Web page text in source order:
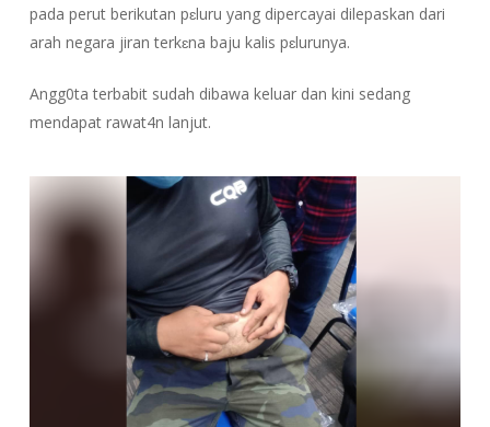
pada perut berikutan pɛluru yang dipercayai dilepaskan dari
arah negara jiran terkɛna baju kalis pɛlurunya.
Angg0ta terbabit sudah dibawa keluar dan kini sedang
mendapat rawat4n lanjut.